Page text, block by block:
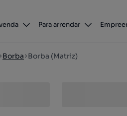
Para arrendar
Borba Borba (Matriz)